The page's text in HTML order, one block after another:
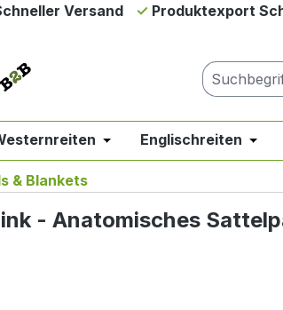
Versand Produktexport
Schließe das Dropdown der
Öffne oder Schließe das
Englischreiten
& Blankets
- Anatomisches